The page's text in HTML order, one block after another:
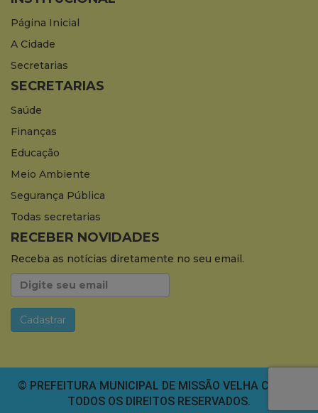
Página Inicial
A Cidade
Secretarias
SECRETARIAS
Saúde
Finanças
Educação
Meio Ambiente
Segurança Pública
Todas secretarias
RECEBER NOVIDADES
Receba as notícias diretamente no seu email.
© PREFEITURA MUNICIPAL DE MISSÃO VELHA CEARÁ.
TODOS OS DIREITOS RESERVADOS.